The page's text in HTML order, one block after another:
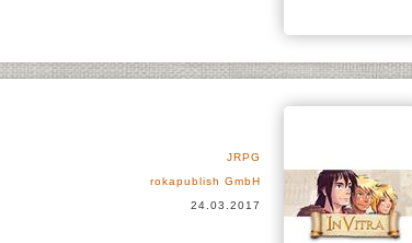
JRPG
rokapublish GmbH
24.03.2017